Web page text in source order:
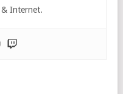
& Internet.